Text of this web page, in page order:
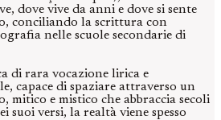
dove vive da anni e dove si sente
conciliando la scrittura con
nelle scuole secondarie di
di rara vocazione lirica e
capace di spaziare attraverso un
mitico e mistico che abbraccia secoli
versi, la realtà viene spesso